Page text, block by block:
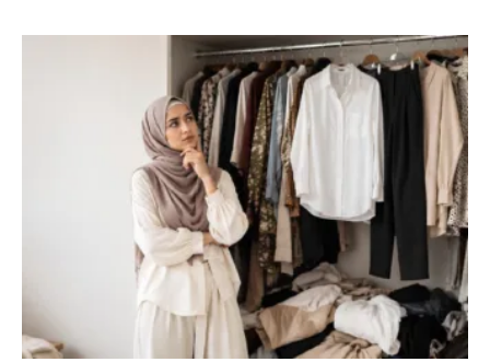
Aliran ini memerlukan kilauan cecair dan asas ringan
kegemaran anda. Sapukan adunan pada kulit
menggunakan beauty blender yang dilembapkan. Aliran ini
memerlukan kulit yang berkilauan ‘seperti Edward Cullen,’.
Peh tetibe rasa kacak!
Produk Terbaik untuk Mencipta Kulit
Fenty Beauty Pro Filt’r Hydrating Longwear
Foundation